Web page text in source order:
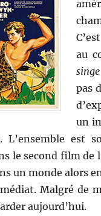
au
singe
pas
un
L’ensemble est
le second film de
un monde alors
Malgré de
aujourd’hui.